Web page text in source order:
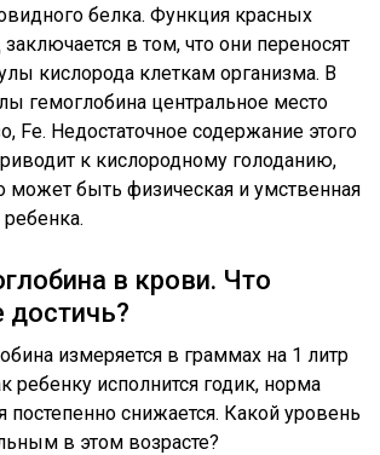
белка. Функция красных
в том, что они переносят
кислорода клеткам организма. В
гемоглобина центральное место
Fe. Недостаточное содержание этого
к кислородному голоданию,
может быть физическая и умственная
в крови. Что
измеряется в граммах на 1 литр
ребенку исполнится годик, норма
постепенно снижается. Какой уровень
в этом возрасте?